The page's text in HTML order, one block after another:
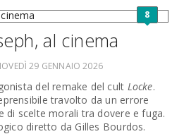
8
al cinema
29 GENNAIO 2026
del remake del cult Locke.
travolto da un errore
scelte morali tra dovere e fuga.
diretto da Gilles Bourdos.